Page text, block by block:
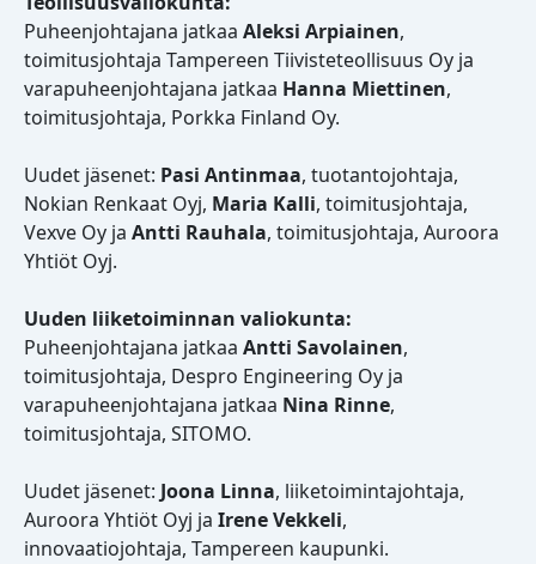
Puheenjohtajana jatkaa Aleksi Arpiainen,
toimitusjohtaja Tampereen Tiivisteteollisuus Oy ja
varapuheenjohtajana jatkaa Hanna Miettinen,
toimitusjohtaja, Porkka Finland Oy.
Uudet jäsenet: Pasi Antinmaa, tuotantojohtaja,
Nokian Renkaat Oyj, Maria Kalli, toimitusjohtaja,
Vexve Oy ja Antti Rauhala, toimitusjohtaja, Auroora
Yhtiöt Oyj.
Uuden liiketoiminnan valiokunta:
Puheenjohtajana jatkaa Antti Savolainen,
toimitusjohtaja, Despro Engineering Oy ja
varapuheenjohtajana jatkaa Nina Rinne,
toimitusjohtaja, SITOMO.
Uudet jäsenet: Joona Linna, liiketoimintajohtaja,
Auroora Yhtiöt Oyj ja Irene Vekkeli,
innovaatiojohtaja, Tampereen kaupunki.